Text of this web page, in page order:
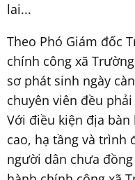
lai...
Theo Phó Giám đốc
chính công xã
sơ phát sinh ngày
chuyên viên đều
Với điều kiện địa
cao, hạ tầng và trình
người dân chưa